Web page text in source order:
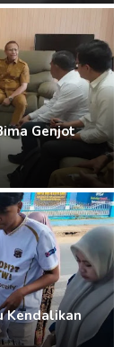
Genjot
Kendalikan